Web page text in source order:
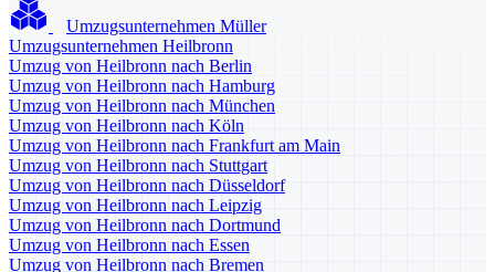
Umzugsunternehmen Müller
Umzugsunternehmen Heilbronn
Umzug von Heilbronn nach Berlin
Umzug von Heilbronn nach Hamburg
Umzug von Heilbronn nach München
Umzug von Heilbronn nach Köln
Umzug von Heilbronn nach Frankfurt am Main
Umzug von Heilbronn nach Stuttgart
Umzug von Heilbronn nach Düsseldorf
Umzug von Heilbronn nach Leipzig
Umzug von Heilbronn nach Dortmund
Umzug von Heilbronn nach Essen
Umzug von Heilbronn nach Bremen